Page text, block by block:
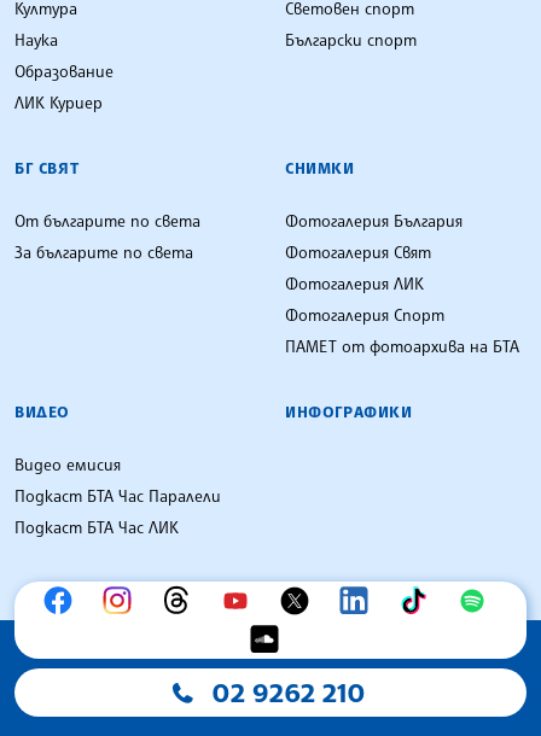
Култура
Наука
Образование
ЛИК Куриер
Световен спорт
Български спорт
БГ СВЯТ
От българите по света
За българите по света
СНИМКИ
Фотогалерия България
Фотогалерия Свят
Фотогалерия ЛИК
Фотогалерия Спорт
ПАМЕТ от фотоархива на БТА
ВИДЕО
Видео емисия
Подкаст БТА Час Паралели
Подкаст БТА Час ЛИК
ИНФОГРАФИКИ
02 9262 210